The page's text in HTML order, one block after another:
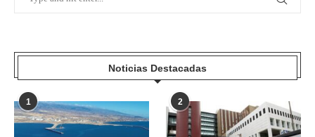
Noticias Destacadas
1 2